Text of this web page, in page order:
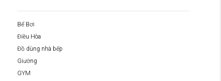
Bể Bơi
Điều Hòa
Đồ dùng nhà bếp
Giường
GYM